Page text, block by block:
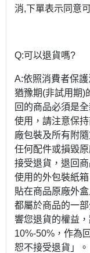
消,下單表示同意
Q:可以退貨嗎?
A:依照消費者保
猶豫期(非試用期)
回的商品必須是
使用，請注意保
廠包裝及所有附
任何配件或損毀
接受退貨，退回
使用的外包裝紙
貼在商品原廠外
都屬於商品的一
響您退貨的權益
10%-50%，作為
恕不接受退貨」。